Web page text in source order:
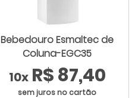
Bebedouro Esmaltec de
Coluna-EGC35
10x R$ 87,40
sem juros no cartão